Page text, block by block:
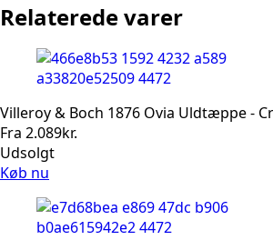
Relaterede varer
Villeroy & Boch 1876 Ovia Uldtæppe -
Fra 2.089kr.
Udsolgt
Køb nu